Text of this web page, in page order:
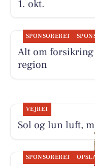
1. okt.
SPONSORERET
Alt om
region
VEJRET
Sol og lun luft,
SPONSORERET